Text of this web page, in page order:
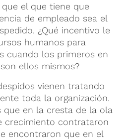
el que tiene que
de empleado sea el
¿Qué incentivo le
humanos para
cuando los primeros en
ellos mismos?
vienen tratando
toda la organización.
que en la cresta de la ola
crecimiento contrataron
encontraron que en el